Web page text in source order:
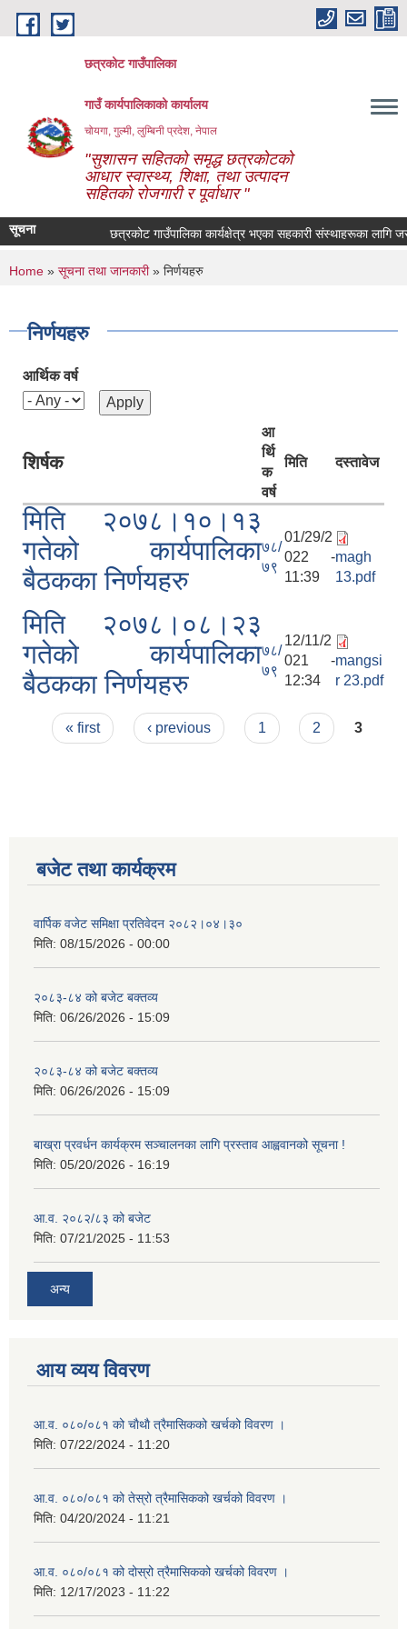
Skip to main content
छत्रकोट गाउँपालिका
गाउँ कार्यपालिकाको कार्यालय
चोयगा, गुल्मी, लुम्बिनी प्रदेश, नेपाल
"सुशासन सहितको समृद्ध छत्रकोटको
आधार स्वास्थ्य, शिक्षा, तथा उत्पादन
सहितको रोजगारी र पूर्वाधार "
सूचना छत्रकोट गाउँपालिका कार्यक्षेत्र भएका सहकारी संस्थाहरूका लागि
You are here
Home » सूचना तथा जानकारी» निर्णयहरु
निर्णयहरु
आर्थिक वर्ष
शिर्षक
आ
र्थि
क
वर्ष
मिति दस्तावेज
मिति २०७८।१०।१३
गतेको कार्यपालिका
बैठकका निर्णयहरु
७८/
७९
01/29/2
022 -
11:39
magh
13.pdf
मिति २०७८।०८।२३
गतेको कार्यपालिका
बैठकका निर्णयहरु
७८/
७९
12/11/2
021 -
12:34
mangsi
r 23.pdf
Pages
« first ‹ previous 1 2 3
बजेट तथा कार्यक्रम
वार्पिक वजेट समिक्षा प्रतिवेदन २०८२।०४।३०
मिति: 08/15/2026 - 00:00
२०८३-८४ को बजेट बक्तव्य
मिति: 06/26/2026 - 15:09
२०८३-८४ को बजेट बक्तव्य
मिति: 06/26/2026 - 15:09
बाख्रा प्रवर्धन कार्यक्रम सञ्चालनका लागि प्रस्ताव आह्ववानको सूचना !
मिति: 05/20/2026 - 16:19
आ.व. २०८२/८३ को बजेट
मिति: 07/21/2025 - 11:53
अन्य
आय व्यय विवरण
आ.व. ०८०/०८१ को चाैथाै त्रैमासिकको खर्चको विवरण ।
मिति: 07/22/2024 - 11:20
आ.व. ०८०/०८१ को तेस्रो त्रैमासिकको खर्चको विवरण ।
मिति: 04/20/2024 - 11:21
आ.व. ०८०/०८१ को दोस्रो त्रैमासिकको खर्चको विवरण ।
मिति: 12/17/2023 - 11:22